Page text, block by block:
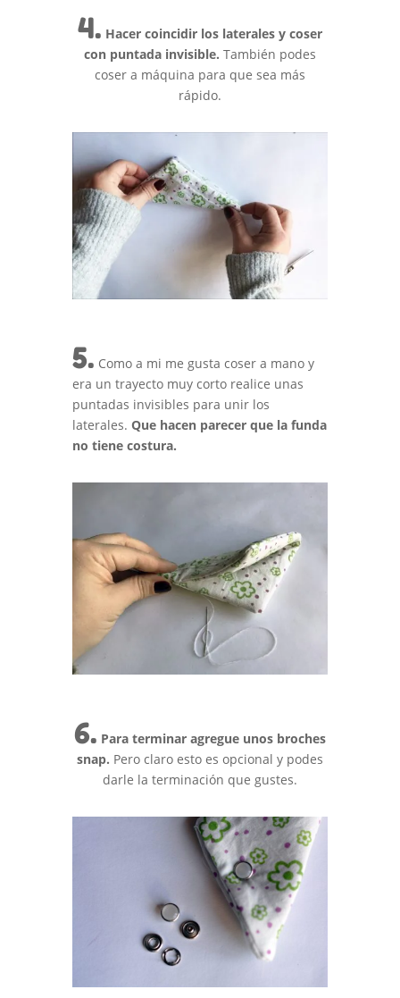
4. Hacer coincidir los laterales y coser
con puntada invisible. También podes
coser a máquina para que sea más
rápido.
5. Como a mi me gusta coser a mano y
era un trayecto muy corto realice unas
puntadas invisibles para unir los
laterales. Que hacen parecer que la funda
no tiene costura.
6. Para terminar agregue unos broches
snap. Pero claro esto es opcional y podes
darle la terminación que gustes.